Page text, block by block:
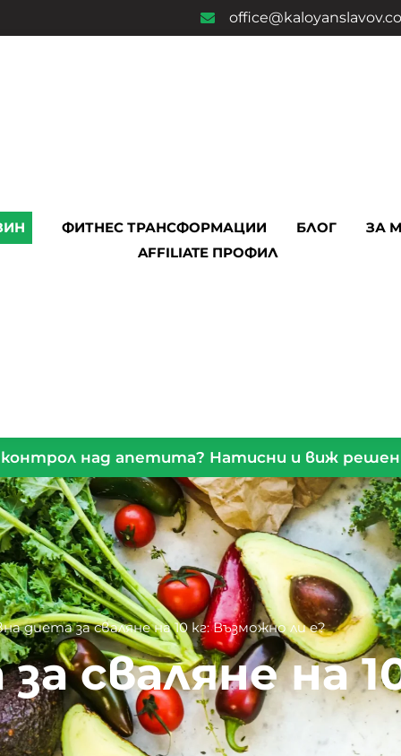
ФИТНЕС ТРАНСФОРМАЦИИ БЛОГ ЗА
AFFILIATE ПРОФИЛ
над апетита? Натисни и виж
диета за сваляне на 10 кг: Възможно ли е?
сваляне на